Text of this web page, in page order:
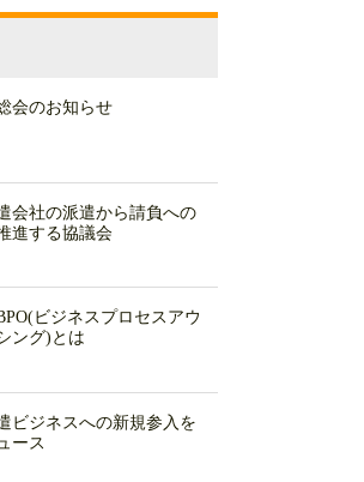
会のお知らせ
会社の派遣から請負への
進する協議会
ビジネスプロセスアウ
ング)とは
ビジネスへの新規参入を
ース